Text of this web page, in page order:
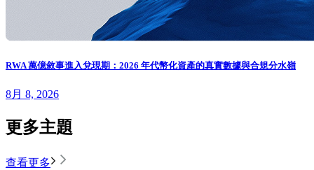
RWA 萬億敘事進入兌現期：2026 年代幣化資產的真實數據與合規分水嶺
8月 8, 2026
更多主題
查看更多